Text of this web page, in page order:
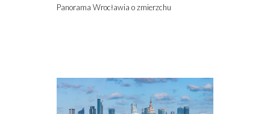
Panorama Wrocławia o zmierzchu